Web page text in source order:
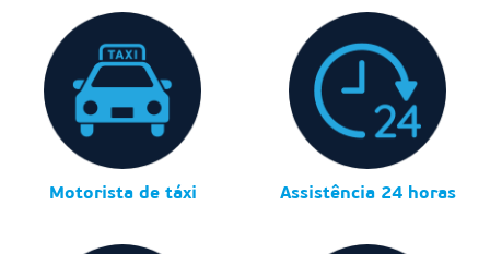
Motorista de táxi Assistência 24 horas